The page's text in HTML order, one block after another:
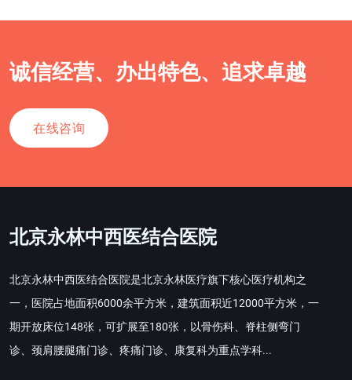
诚信经营、办出特色、追求卓越
在线咨询
北京永林中西医结合医院
北京永林中西医结合医院是北京永林医疗旗下核心医疗机构之
一，医院占地面积6000余平方米，建筑面积近12000平方米，一
期开放床位148张，可扩展至180张，以骨伤科、脊柱侧弯门
诊、颈肩腰腿痛门诊、疼痛门诊、康复科为重点学科...